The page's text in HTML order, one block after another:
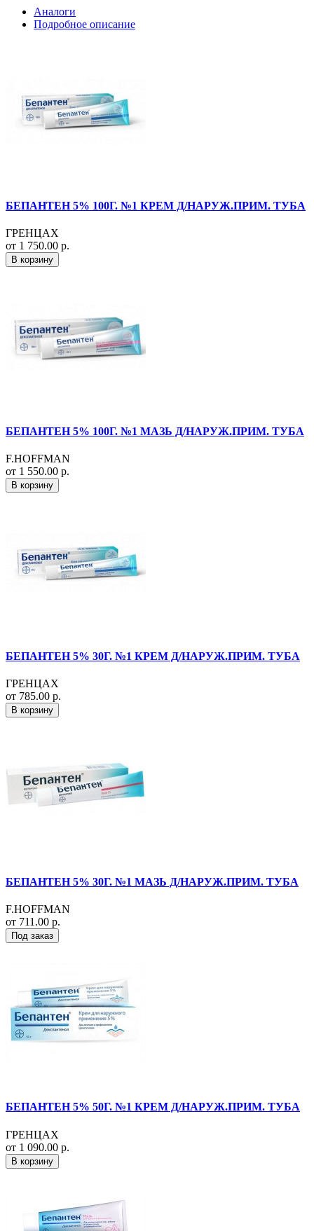
Аналоги
Подробное описание
БЕПАНТЕН 5% 100Г. №1 КРЕМ Д/НАРУЖ.ПРИМ. ТУБА
ГРЕНЦАХ
от 1 750.00 р.
В корзину
БЕПАНТЕН 5% 100Г. №1 МАЗЬ Д/НАРУЖ.ПРИМ. ТУБА
F.HOFFMAN
от 1 550.00 р.
В корзину
БЕПАНТЕН 5% 30Г. №1 КРЕМ Д/НАРУЖ.ПРИМ. ТУБА
ГРЕНЦАХ
от 785.00 р.
В корзину
БЕПАНТЕН 5% 30Г. №1 МАЗЬ Д/НАРУЖ.ПРИМ. ТУБА
F.HOFFMAN
от 711.00 р.
Под заказ
БЕПАНТЕН 5% 50Г. №1 КРЕМ Д/НАРУЖ.ПРИМ. ТУБА
ГРЕНЦАХ
от 1 090.00 р.
В корзину